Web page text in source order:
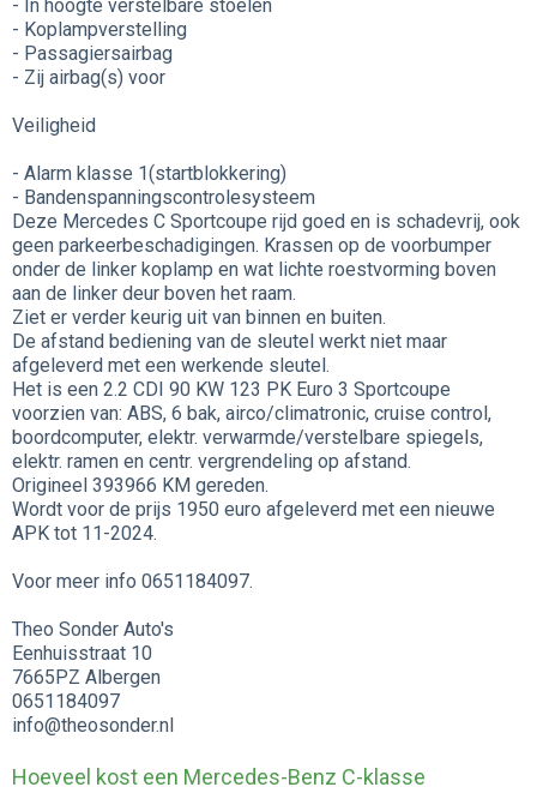
- In hoogte verstelbare stoelen
- Koplampverstelling
- Passagiersairbag
- Zij airbag(s) voor
Veiligheid
- Alarm klasse 1(startblokkering)
- Bandenspanningscontrolesysteem
Deze Mercedes C Sportcoupe rijd goed en is schadevrij, ook
geen parkeerbeschadigingen. Krassen op de voorbumper
onder de linker koplamp en wat lichte roestvorming boven
aan de linker deur boven het raam.
Ziet er verder keurig uit van binnen en buiten.
De afstand bediening van de sleutel werkt niet maar
afgeleverd met een werkende sleutel.
Het is een 2.2 CDI 90 KW 123 PK Euro 3 Sportcoupe
voorzien van: ABS, 6 bak, airco/climatronic, cruise control,
boordcomputer, elektr. verwarmde/verstelbare spiegels,
elektr. ramen en centr. vergrendeling op afstand.
Origineel 393966 KM gereden.
Wordt voor de prijs 1950 euro afgeleverd met een nieuwe
APK tot 11-2024.
Voor meer info 0651184097.
Theo Sonder Auto's
Eenhuisstraat 10
7665PZ Albergen
0651184097
info@theosonder.nl
Hoeveel kost een Mercedes-Benz C-klasse